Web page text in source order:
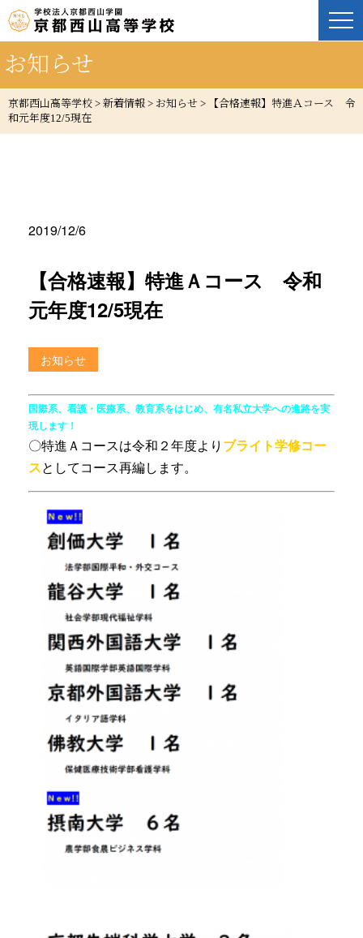
お知らせ
京都西山高等学校 > 新着情報 > お知らせ >
【合格速報】特進Ａコース 令
和元年度12/5現在
2019/12/6
【合格速報】特進Ａコース 令和
元年度12/5現在
お知らせ
国際系、看護・医療系、教育系をはじめ、有名私立大学への進路を実
現します！
〇特進Ａコースは令和２年度より ブライト学修コー
スとしてコース再編します。